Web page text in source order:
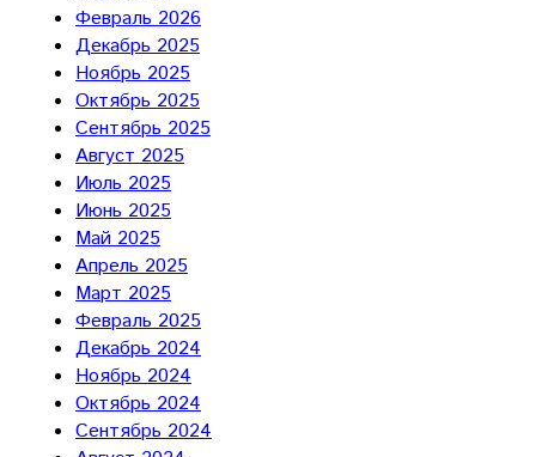
Февраль 2026
Декабрь 2025
Ноябрь 2025
Октябрь 2025
Сентябрь 2025
Август 2025
Июль 2025
Июнь 2025
Май 2025
Апрель 2025
Март 2025
Февраль 2025
Декабрь 2024
Ноябрь 2024
Октябрь 2024
Сентябрь 2024